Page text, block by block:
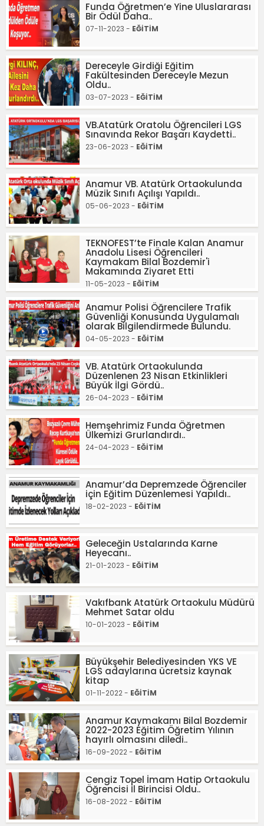
Funda Öğretmen’e Yine Uluslararası
Bir Ödül Daha..
07-11-2023 - EĞİTİM
Dereceyle Girdiği Eğitim
Fakültesinden Dereceyle Mezun
Oldu..
03-07-2023 - EĞİTİM
VB.Atatürk Oratolu Öğrencileri LGS
Sınavında Rekor Başarı Kaydetti..
23-06-2023 - EĞİTİM
Anamur VB. Atatürk Ortaokulunda
Müzik Sınıfı Açılışı Yapıldı..
05-06-2023 - EĞİTİM
TEKNOFEST’te Finale Kalan Anamur
Anadolu Lisesi Öğrencileri
Kaymakam Bilal Bozdemir'i
Makamında Ziyaret Etti
11-05-2023 - EĞİTİM
Anamur Polisi Öğrencilere Trafik
Güvenliği Konusunda Uygulamalı
olarak Bilgilendirmede Bulundu.
04-05-2023 - EĞİTİM
VB. Atatürk Ortaokulunda
Düzenlenen 23 Nisan Etkinlikleri
Büyük İlgi Gördü..
26-04-2023 - EĞİTİM
Hemşehrimiz Funda Öğretmen
Ülkemizi Grurlandırdı..
24-04-2023 - EĞİTİM
Anamur’da Depremzede Öğrenciler
için Eğitim Düzenlemesi Yapıldı..
18-02-2023 - EĞİTİM
Geleceğin Ustalarında Karne
Heyecanı..
21-01-2023 - EĞİTİM
Vakıfbank Atatürk Ortaokulu Müdürü
Mehmet Satar oldu
10-01-2023 - EĞİTİM
Büyükşehir Belediyesinden YKS VE
LGS adaylarına ücretsiz kaynak
kitap
01-11-2022 - EĞİTİM
Anamur Kaymakamı Bilal Bozdemir
2022-2023 Eğitim Öğretim Yılının
hayırlı olmasını diledi..
16-09-2022 - EĞİTİM
Cengiz Topel İmam Hatip Ortaokulu
Öğrencisi İl Birincisi Oldu..
16-08-2022 - EĞİTİM